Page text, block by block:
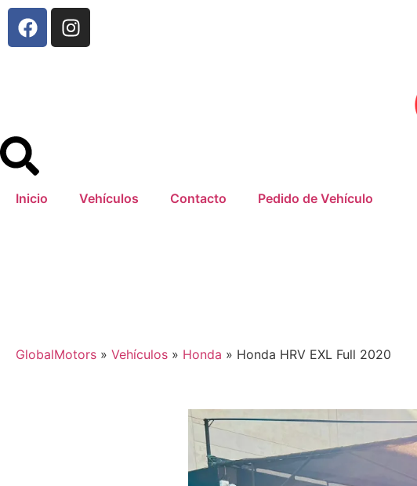
Inicio Vehículos Contacto Pedido de Vehículo
GlobalMotors » Vehículos » Honda » Honda HRV EXL Full 2020